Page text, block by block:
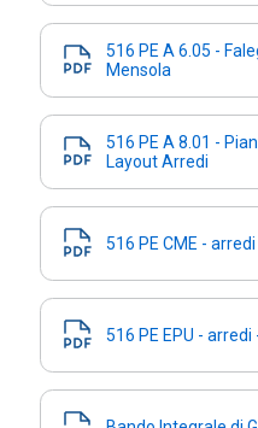
516 PE A 6.05 -
Mensola
516 PE A 8.01 -
Layout Arredi
516 PE CME -
516 PE EPU -